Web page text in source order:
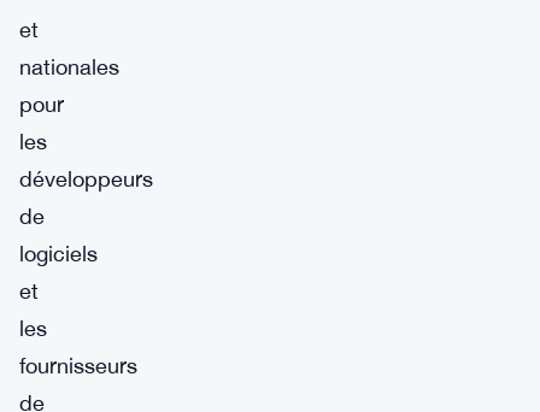
et
nationales
pour
les
développeurs
de
logiciels
et
les
fournisseurs
de